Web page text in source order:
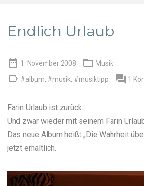
Endlich Urlaub
 1. November 2008  Musik
 #album, #musik, #musiktipp  1
Farin Urlaub ist zurück.
Und zwar wieder mit seinem Farin
Das neue Album heißt „Die Wahrheit
jetzt erhältlich.